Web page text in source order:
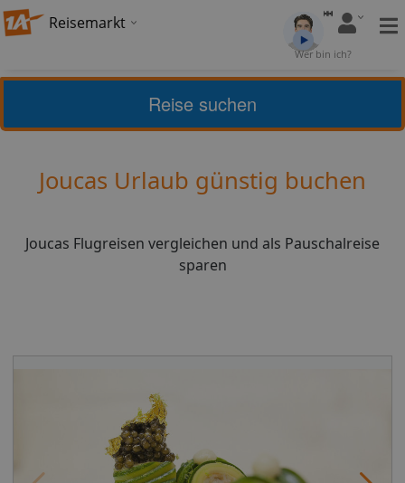
Reisemarkt
Wer bin ich?
Frankreich Joucas
4,12(26) Bewerten
Joucas Urlaub günstig buchen
Joucas Flugreisen vergleichen und als Pauschalreise
sparen
Reise suchen